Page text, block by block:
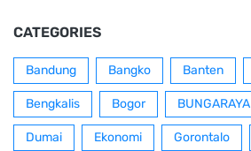
CATEGORIES
Bandung Bangko Banten
Bengkalis Bogor BUNGARAYA
Dumai Ekonomi Gorontalo